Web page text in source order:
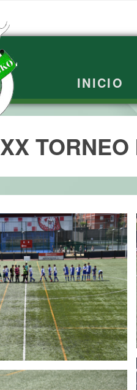
INICIO
XX